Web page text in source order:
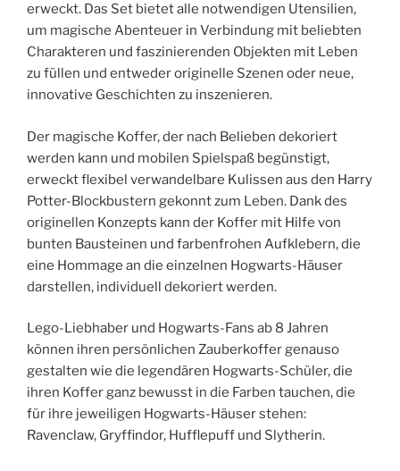
erweckt. Das Set bietet alle notwendigen Utensilien,
um magische Abenteuer in Verbindung mit beliebten
Charakteren und faszinierenden Objekten mit Leben
zu füllen und entweder originelle Szenen oder neue,
innovative Geschichten zu inszenieren.
Der magische Koffer, der nach Belieben dekoriert
werden kann und mobilen Spielspaß begünstigt,
erweckt flexibel verwandelbare Kulissen aus den Harry
Potter-Blockbustern gekonnt zum Leben. Dank des
originellen Konzepts kann der Koffer mit Hilfe von
bunten Bausteinen und farbenfrohen Aufklebern, die
eine Hommage an die einzelnen Hogwarts-Häuser
darstellen, individuell dekoriert werden.
Lego-Liebhaber und Hogwarts-Fans ab 8 Jahren
können ihren persönlichen Zauberkoffer genauso
gestalten wie die legendären Hogwarts-Schüler, die
ihren Koffer ganz bewusst in die Farben tauchen, die
für ihre jeweiligen Hogwarts-Häuser stehen:
Ravenclaw, Gryffindor, Hufflepuff und Slytherin.